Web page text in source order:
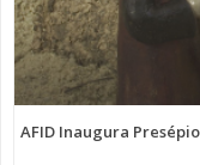
AFID Inaugura